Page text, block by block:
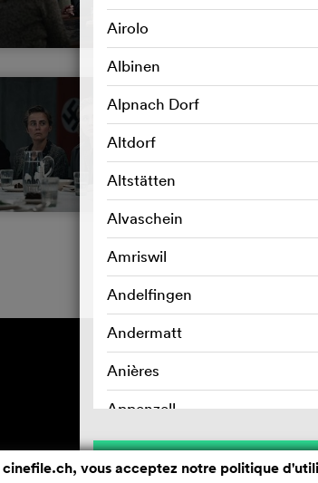
Airolo
Albinen
Alpnach Dorf
Altdorf
Altstätten
Alvaschein
Amriswil
Andelfingen
Andermatt
Anières
Appenzell
Aran sur Vilette
Sauvegarder
Confidentialité des données
cinefile.ch, vous acceptez notre politique